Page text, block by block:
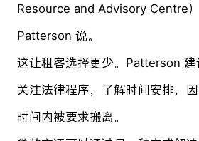
Resource and Advisory Centre
Patterson 说。
这让租客选择更少。Patterson
关注法律程序，了解时间安排，
时间内被要求搬离。